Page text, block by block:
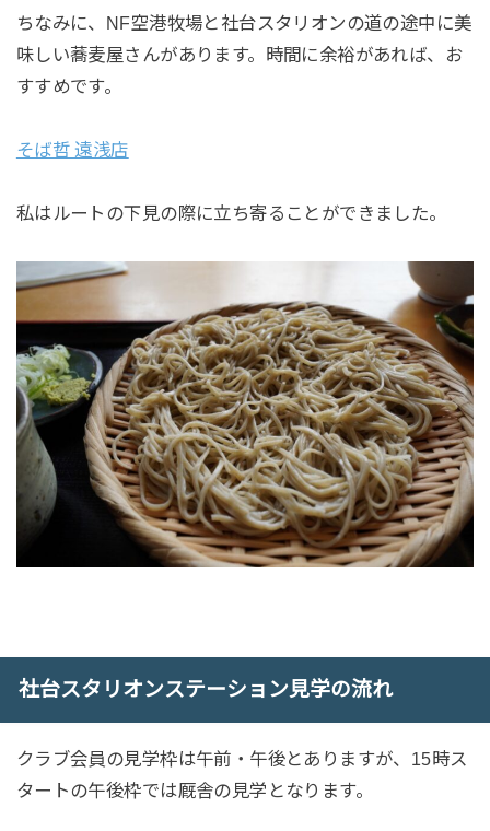
ちなみに、NF空港牧場と社台スタリオンの道の途中に美
味しい蕎麦屋さんがあります。時間に余裕があれば、お
すすめです。
そば哲 遠浅店
私はルートの下見の際に立ち寄ることができました。
社台スタリオンステーション見学の流れ
クラブ会員の見学枠は午前・午後とありますが、15時ス
タートの午後枠では厩舎の見学となります。